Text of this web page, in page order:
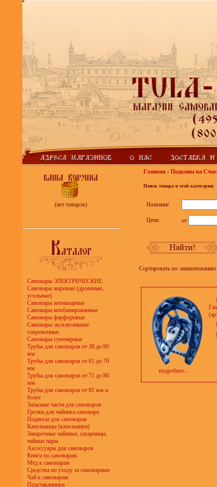
(нет товаров)
Самовары ЭЛЕКТРИЧЕСКИЕ
Самовары жаровые (дровяные,
угольные)
Самовары антикварные
Самовары комбинированные
Самовары фарфоровые
Самовары эксклюзивные
современные
Самовары сувенирные
Трубы для самоваров от 38 до 60
мм
Трубы для самоваров от 61 до 70
мм
Трубы для самоваров от 71 до 80
мм
Трубы для самоваров от 81 мм и
более
Запасные части для самоваров
Грелки для чайника самовара
Подносы для самоваров
Капельницы (капельники)
Заварочные чайники, сахарницы,
чайные пары
Аксессуары для самоваров
Книги по самоварам
Мёд к самоварам
Средства по уходу за самоварами
Чай к самоварам
Подстаканники
Главная : Подковы на
Поиск товара в этой категории
Название
Цена: от
Сортировать по: наименованию
подробнее...